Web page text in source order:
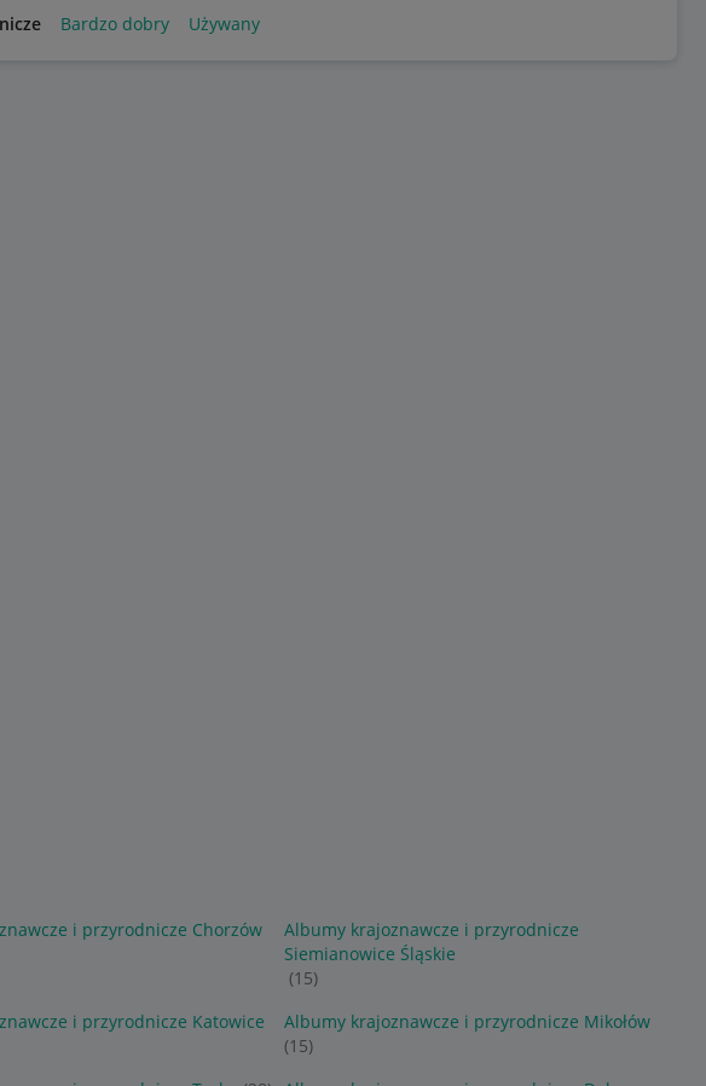
Bardzo dobry Używany
i przyrodnicze Chorzów
Albumy krajoznawcze i przyrodnicze
Siemianowice Śląskie
(15)
i przyrodnicze Katowice
Albumy krajoznawcze i przyrodnicze Mikołów
(15)